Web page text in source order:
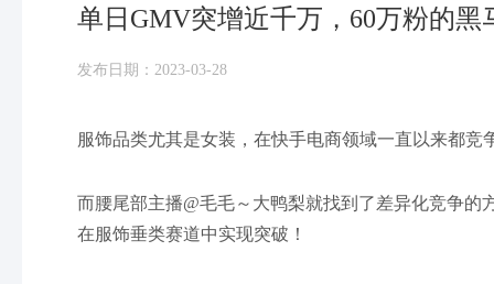
单日GMV突增近千万，60万粉的
发布日期：2023-03-28
服饰品类尤其是女装，在快手电商领域一直以来都竞
而腰尾部主播@毛毛～大鸭梨就找到了差异化竞争
在服饰垂类赛道中实现突破！